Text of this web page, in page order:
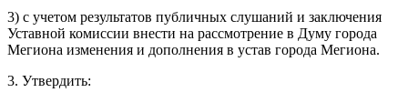
3) с учетом результатов публичных слушаний и заключения
Уставной комиссии внести на рассмотрение в Думу города
Мегиона изменения и дополнения в устав города Мегиона.
3. Утвердить: